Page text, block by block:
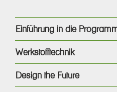
Einführung in die
Werkstofftechnik
Design the Future